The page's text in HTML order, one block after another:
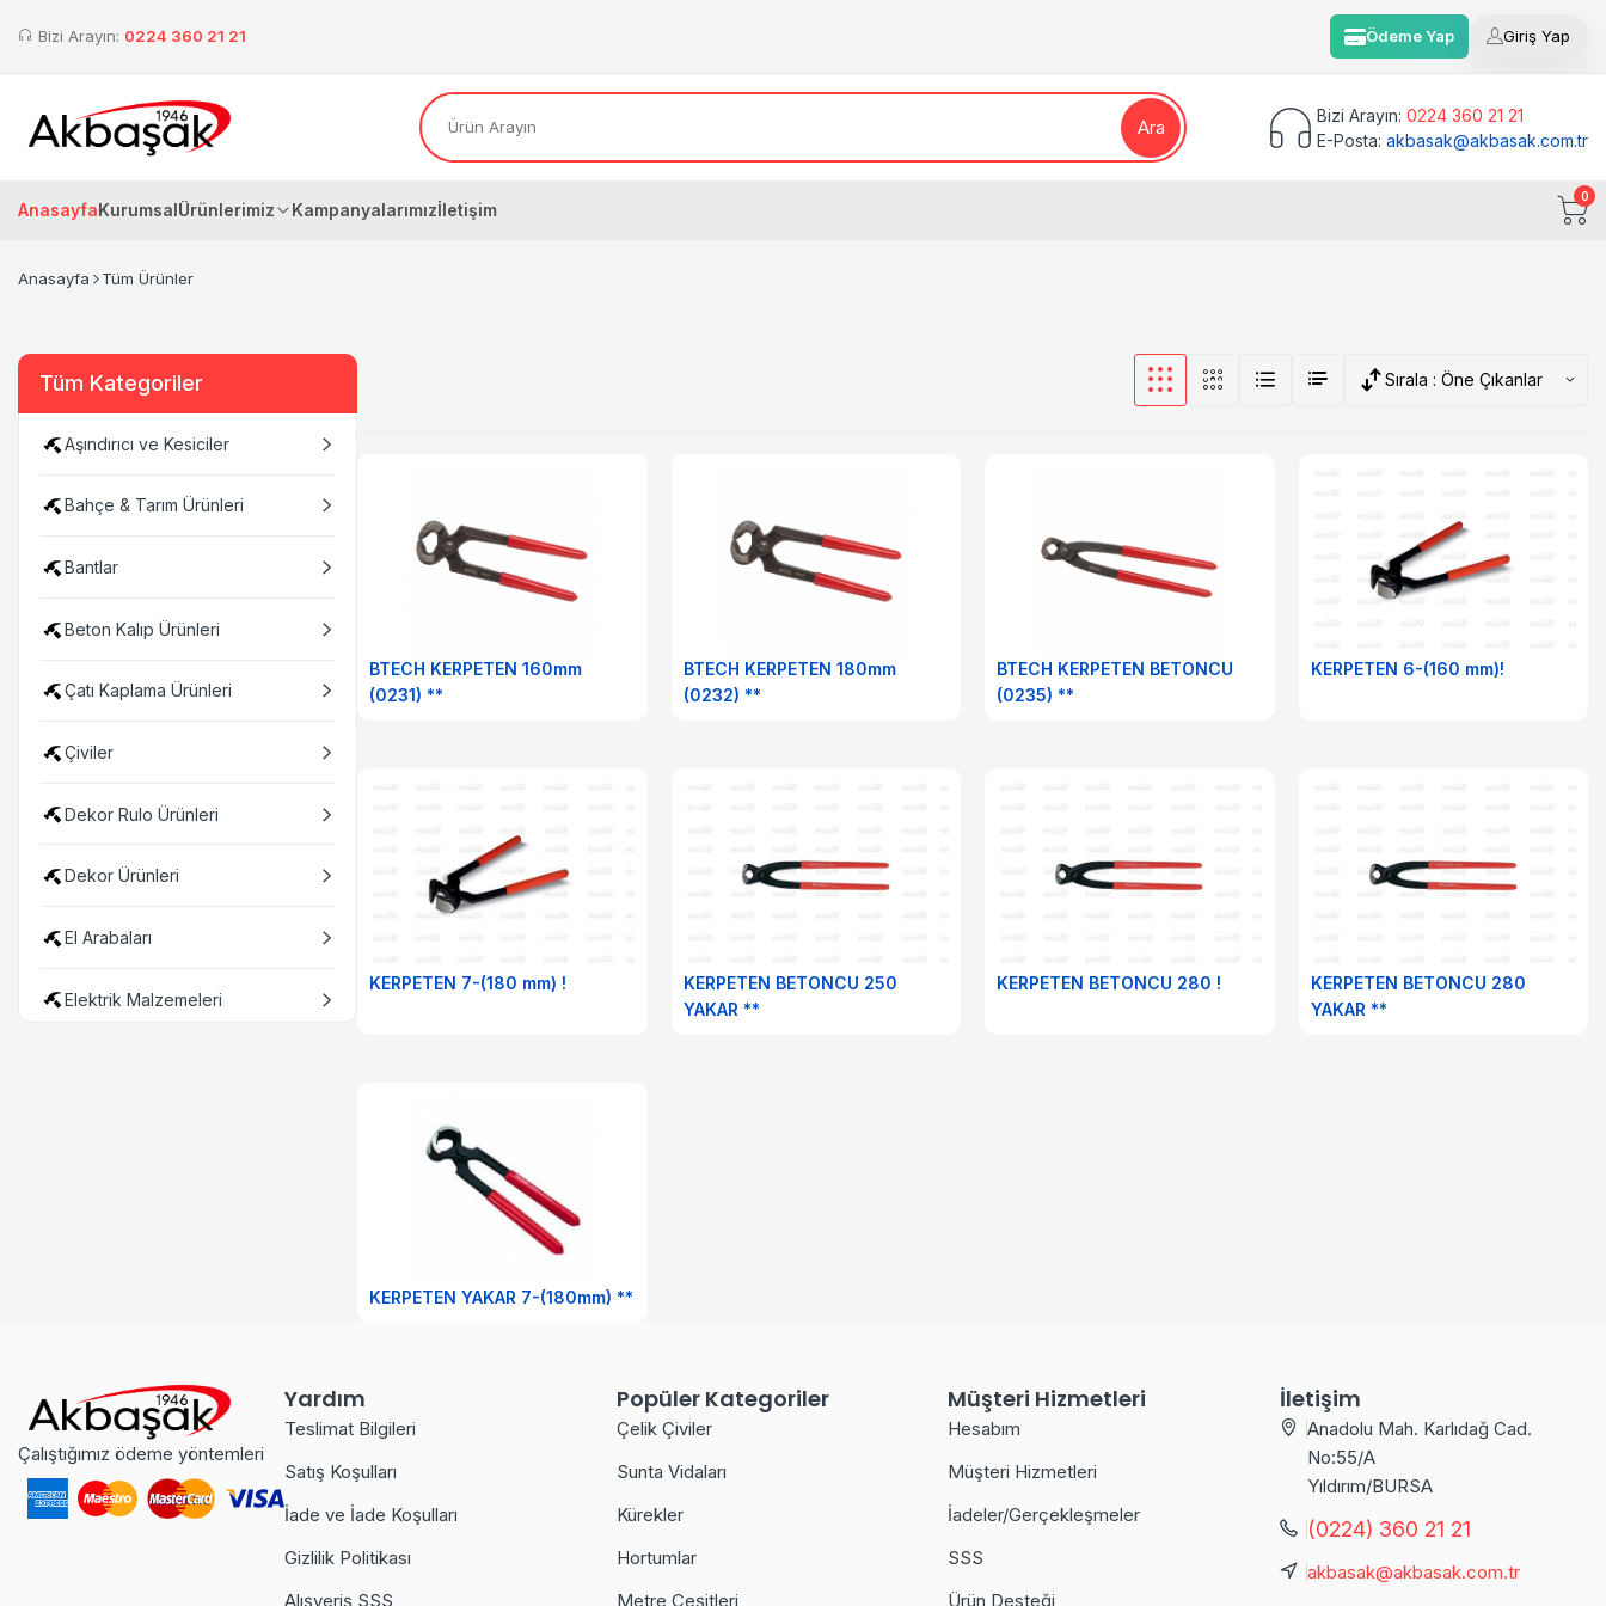
Bizi Arayın: 0224 360 21 21 Ödeme Yap Giriş Yap
Ara
Bizi Arayın: 0224 360 21 21
E-Posta: akbasak@akbasak.com.tr
AnasayfaKurumsalÜrünlerimiz Kampanyalarımızİletişim
0
Anasayfa Tüm Ürünler
Tüm Kategoriler
Aşındırıcı ve Kesiciler
Bahçe & Tarım Ürünleri
Bantlar
Beton Kalıp Ürünleri
Çatı Kaplama Ürünleri
Çiviler
Dekor Rulo Ürünleri
Dekor Ürünleri
El Arabaları
Elektrik Malzemeleri
Kaynak Ürünleri
Kilitler
Sırala : Öne Çıkanlar
BTECH KERPETEN 160mm
(0231) **
BTECH KERPETEN 180mm
(0232) **
BTECH KERPETEN BETONCU
(0235) **
KERPETEN 6-(160 mm)!
KERPETEN 7-(180 mm) !
KERPETEN BETONCU 250
YAKAR **
KERPETEN BETONCU 280 !
KERPETEN BETONCU 280
YAKAR **
KERPETEN YAKAR 7-(180mm) **
Çalıştığımız ödeme yöntemleri
Yardım
Teslimat Bilgileri
Satış Koşulları
İade ve İade Koşulları
Gizlilik Politikası
Alışveriş SSS
Popüler Kategoriler
Çelik Çiviler
Sunta Vidaları
Kürekler
Hortumlar
Metre Çeşitleri
Müşteri Hizmetleri
Hesabım
Müşteri Hizmetleri
İadeler/Gerçekleşmeler
SSS
Ürün Desteği
İletişim
Anadolu Mah. Karlıdağ Cad.
No:55/A
Yıldırım/BURSA
(0224) 360 21 21
akbasak@akbasak.com.tr